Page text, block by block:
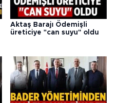
Aktaş Barajı Ödemişli
üreticiye "can suyu" oldu